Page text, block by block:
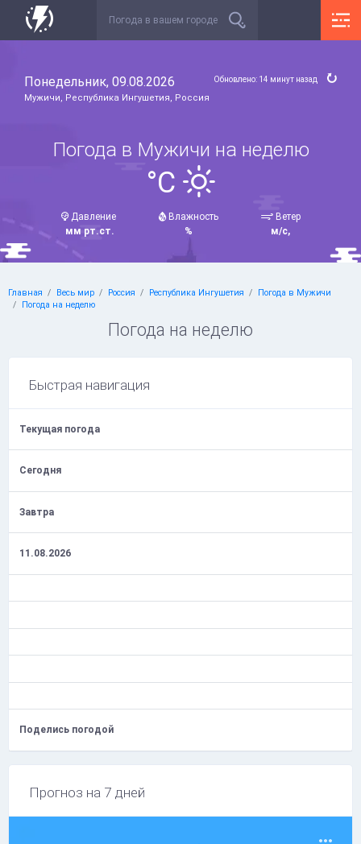
Понедельник, 09.08.2026
Мужичи, Республика Ингушетия, Россия
Обновлено: 14 минут назад
Погода в Мужичи на неделю
°C
Давление
мм рт.ст.
Влажность
%
Ветер
м/с,
Главная Весь мир Россия Республика Ингушетия
Погода в Мужичи
Погода на неделю
Погода на неделю
Быстрая навигация
Текущая погода
Сегодня
Завтра
11.08.2026
Поделись погодой
Прогноз на 7 дней